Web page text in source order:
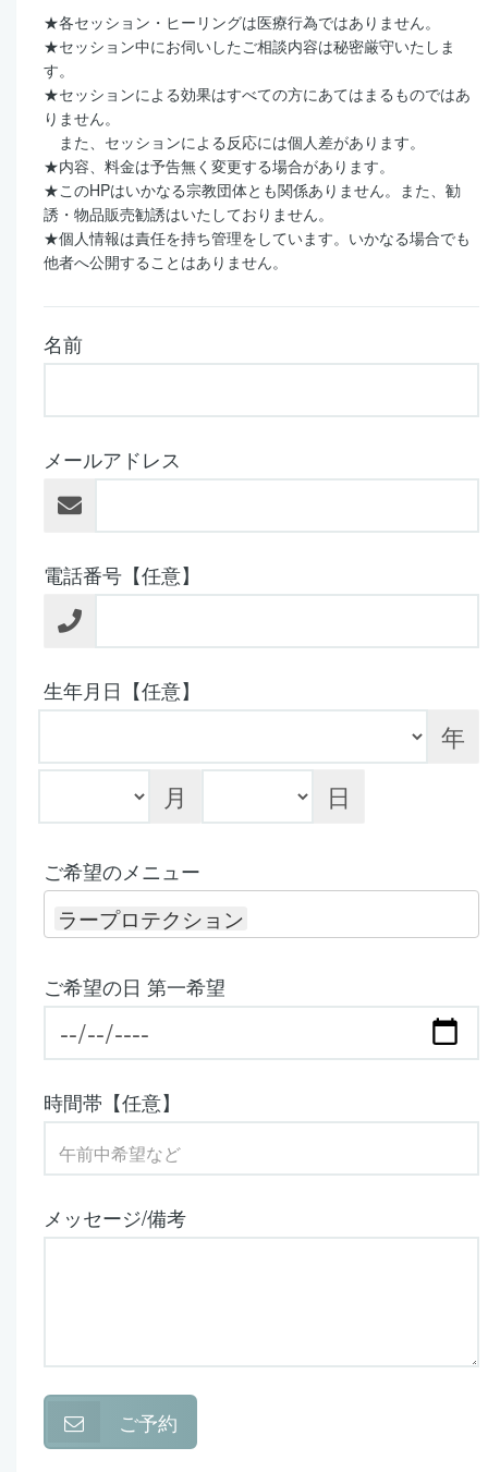
★各セッション・ヒーリングは医療行為ではありません。
★セッション中にお伺いしたご相談内容は秘密厳守いたしま
す。
★セッションによる効果はすべての方にあてはまるものではあ
りません。
また、セッションによる反応には個人差があります。
★内容、料金は予告無く変更する場合があります。
★このHPはいかなる宗教団体とも関係ありません。また、勧
誘・物品販売勧誘はいたしておりません。
★個人情報は責任を持ち管理をしています。いかなる場合でも
他者へ公開することはありません。
名前
メールアドレス
電話番号【任意】
生年月日【任意】
年
月
日
ご希望のメニュー
ラープロテクション
ご希望の日 第一希望
時間帯【任意】
メッセージ/備考
ご予約